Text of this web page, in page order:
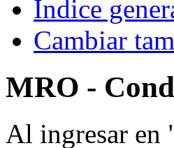
Índice
Cambiar
MRO -
Al ingresar en